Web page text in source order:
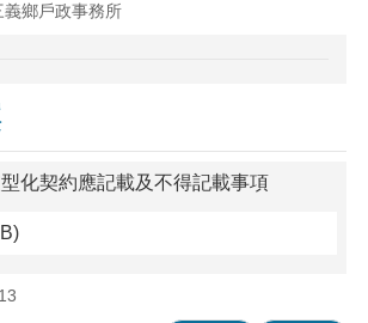
鄉戶政事務所
化契約應記載及不得記載事項